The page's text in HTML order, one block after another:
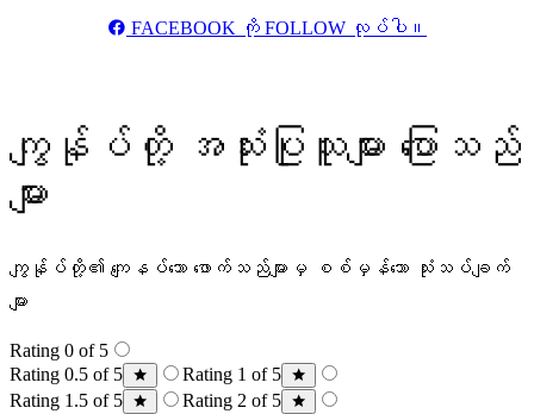
FACEBOOK ကို FOLLOW လုပ်ပါ။
ကျွန်ုပ်တို့ အသုံးပြုသူများ ပြောသည်
များ
ကျွန်ုပ်တို့၏ ကျေနပ်သော ဖောက်သည်များမှ စစ်မှန်သော သုံးသပ်ချက်
များ
Rating 0 of 5
Rating 0.5 of 5
Rating 1 of 5
Rating 1.5 of 5
Rating 2 of 5